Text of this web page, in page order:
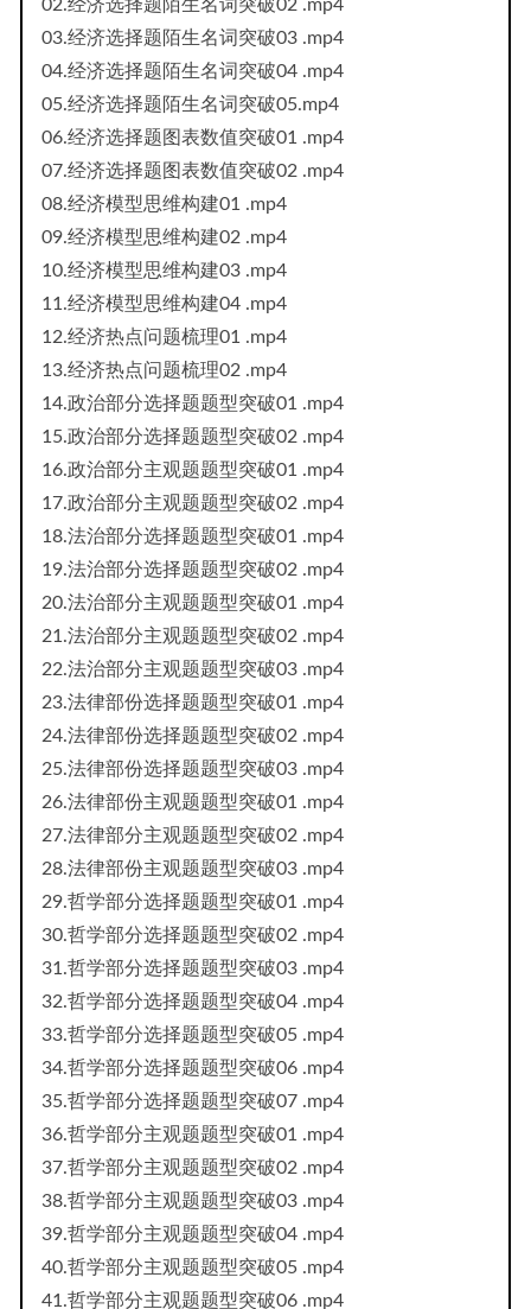
02.经济选择题陌生名词突破02 .mp4
03.经济选择题陌生名词突破03 .mp4
04.经济选择题陌生名词突破04 .mp4
05.经济选择题陌生名词突破05.mp4
06.经济选择题图表数值突破01 .mp4
07.经济选择题图表数值突破02 .mp4
08.经济模型思维构建01 .mp4
09.经济模型思维构建02 .mp4
10.经济模型思维构建03 .mp4
11.经济模型思维构建04 .mp4
12.经济热点问题梳理01 .mp4
13.经济热点问题梳理02 .mp4
14.政治部分选择题题型突破01 .mp4
15.政治部分选择题题型突破02 .mp4
16.政治部分主观题题型突破01 .mp4
17.政治部分主观题题型突破02 .mp4
18.法治部分选择题题型突破01 .mp4
19.法治部分选择题题型突破02 .mp4
20.法治部分主观题题型突破01 .mp4
21.法治部分主观题题型突破02 .mp4
22.法治部分主观题题型突破03 .mp4
23.法律部份选择题题型突破01 .mp4
24.法律部份选择题题型突破02 .mp4
25.法律部份选择题题型突破03 .mp4
26.法律部份主观题题型突破01 .mp4
27.法律部分主观题题型突破02 .mp4
28.法律部份主观题题型突破03 .mp4
29.哲学部分选择题题型突破01 .mp4
30.哲学部分选择题题型突破02 .mp4
31.哲学部分选择题题型突破03 .mp4
32.哲学部分选择题题型突破04 .mp4
33.哲学部分选择题题型突破05 .mp4
34.哲学部分选择题题型突破06 .mp4
35.哲学部分选择题题型突破07 .mp4
36.哲学部分主观题题型突破01 .mp4
37.哲学部分主观题题型突破02 .mp4
38.哲学部分主观题题型突破03 .mp4
39.哲学部分主观题题型突破04 .mp4
40.哲学部分主观题题型突破05 .mp4
41.哲学部分主观题题型突破06 .mp4